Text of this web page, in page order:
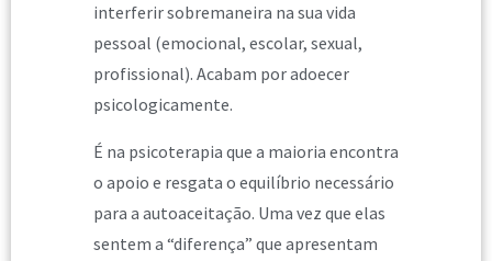
interferir sobremaneira na sua vida
pessoal (emocional, escolar, sexual,
profissional). Acabam por adoecer
psicologicamente.
É na psicoterapia que a maioria encontra
o apoio e resgata o equilíbrio necessário
para a autoaceitação. Uma vez que elas
sentem a “diferença” que apresentam